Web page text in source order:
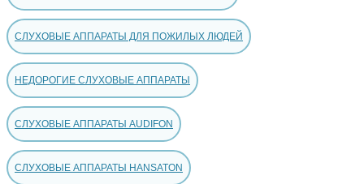
СЛУХОВЫЕ АППАРАТЫ ДЛЯ ПОЖИЛЫХ ЛЮДЕЙ
НЕДОРОГИЕ СЛУХОВЫЕ АППАРАТЫ
СЛУХОВЫЕ АППАРАТЫ AUDIFON
СЛУХОВЫЕ АППАРАТЫ HANSATON